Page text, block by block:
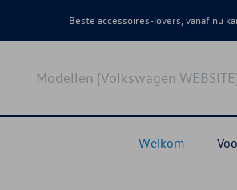
Beste accessoires-lovers, vanaf nu
Modellen (Volkswagen
Welkom